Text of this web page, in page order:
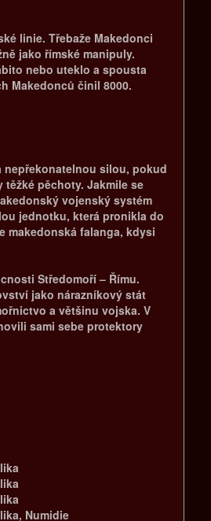
linie. Třebaže Makedonci
jako římské manipuly.
nebo uteklo a spousta
Makedonců činil 8000.
nepřekonatelnou silou, pokud
pěchoty. Jakmile se
vojenský systém
jednotku, která pronikla do
makedonská falanga, kdysi
Středomoří – Římu.
jako nárazníkový stát
a většinu vojska. V
sami sebe protektory
Numidie